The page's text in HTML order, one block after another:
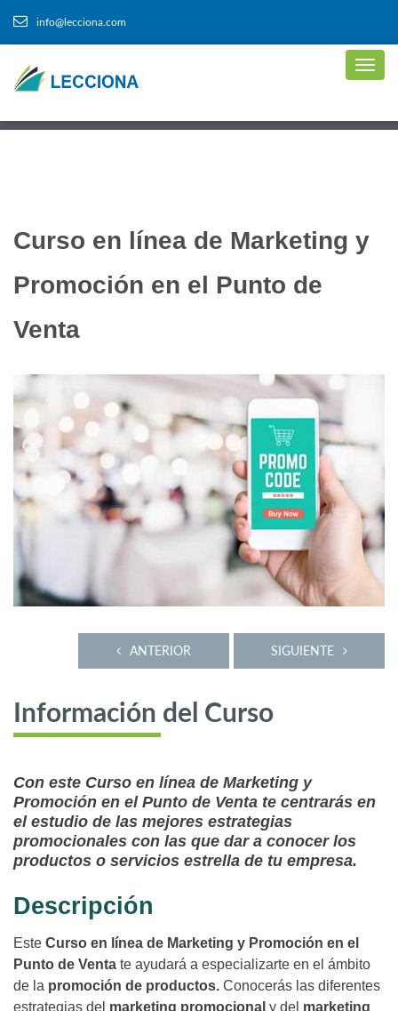
info@lecciona.com
Curso en línea de Marketing y
Promoción en el Punto de
Venta
SIGUIENTE
ANTERIOR
Información del Curso
Con este Curso en línea de Marketing y
Promoción en el Punto de Venta te centrarás en
el estudio de las mejores estrategias
promocionales con las que dar a conocer los
productos o servicios estrella de tu empresa.
Descripción
Este Curso en línea de Marketing y Promoción en el
Punto de Venta te ayudará a especializarte en el ámbito
de la promoción de productos. Conocerás las diferentes
estrategias del marketing promocional y del marketing